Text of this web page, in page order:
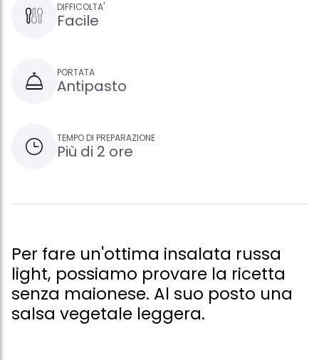
DIFFICOLTA'
Facile
PORTATA
Antipasto
TEMPO DI PREPARAZIONE
Più di 2 ore
Per fare un'ottima insalata russa
light, possiamo provare la ricetta
senza maionese. Al suo posto una
salsa vegetale leggera.